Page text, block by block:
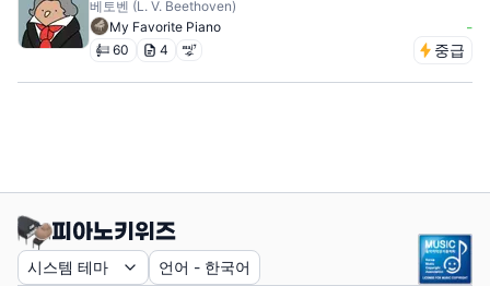
베토벤 (L. V. Beethoven)
My Favorite Piano
-
60 4 중급
시스템 테마 언어 - 한국어